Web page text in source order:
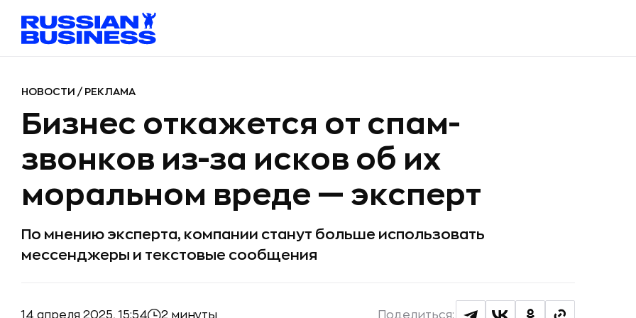
НОВОСТИ / РЕКЛАМА
Бизнес откажется от спам-
звонков из-за исков об их
моральном вреде — эксперт
По мнению эксперта, компании станут больше использовать
мессенджеры и текстовые сообщения
14 апреля 2025, 15:54 2 минуты Поделиться: